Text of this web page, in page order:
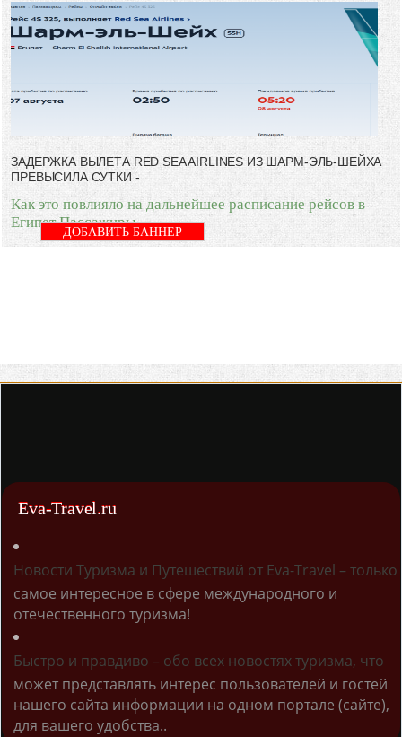
ЗАДЕРЖКА ВЫЛЕТА RED SEA AIRLINES ИЗ ШАРМ-ЭЛЬ-ШЕЙХА
ПРЕВЫСИЛА СУТКИ -
Как это повлияло на дальнейшее расписание рейсов в
Египет Пассажиры
ДОБАВИТЬ БАННЕР
Eva-Travel.ru
Новости Туризма и Путешествий от Eva-Travel – только
самое интересное в сфере международного и
отечественного туризма!
Быстро и правдиво – обо всех новостях туризма, что
может представлять интерес пользователей и гостей
нашего сайта информации на одном портале (сайте),
для вашего удобства..